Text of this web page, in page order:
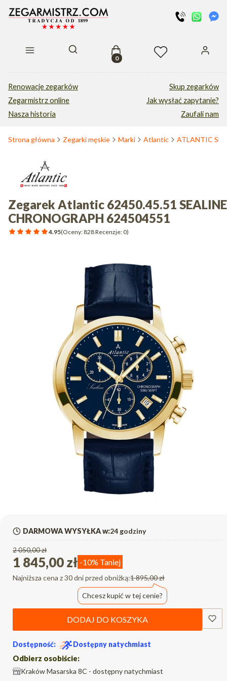
Otwórz wyszukiwarkęProdukty w koszyku: 0. Zobacz
Renowacje zegarków
Zegarmistrz online
Nasza historia
Skup zegarków
Jak wysłać zapytanie?
Zaufali nam
Strona główna Zegarki męskie Marki Atlantic
Zegarek Atlantic 62450.45.51 SEALINE
CHRONOGRAPH 624504551
4.95(Oceny: 828 Recenzje: 0)
DARMOWA WYSYŁKA w:24 godziny
2 050,00 zł
1 845,00 zł -10% Taniej
Najniższa cena z 30 dni przed obniżką:1 895,00 zł
Chcesz kupić w tej cenie?
DODAJ DO KOSZYKA
Dostępność:
Dostępny natychmiast
Odbierz osobiście:
Kraków Masarska 8C - dostępny natychmiast